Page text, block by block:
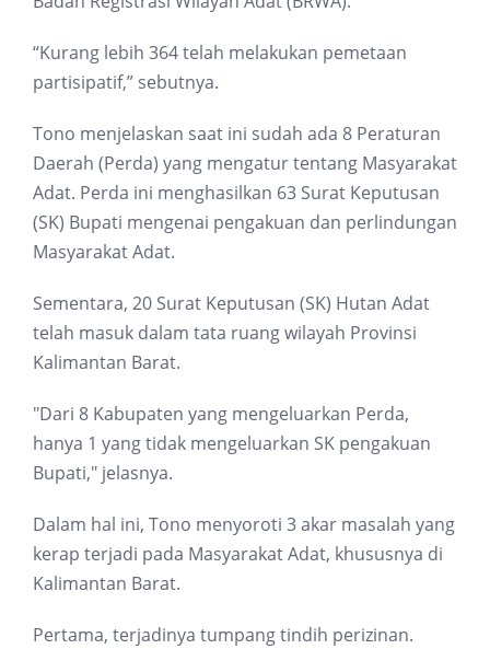
“Kurang lebih 364 telah melakukan pemetaan
partisipatif,” sebutnya.
Tono menjelaskan saat ini sudah ada 8 Peraturan
Daerah (Perda) yang mengatur tentang Masyarakat
Adat. Perda ini menghasilkan 63 Surat Keputusan
(SK) Bupati mengenai pengakuan dan perlindungan
Masyarakat Adat.
Sementara, 20 Surat Keputusan (SK) Hutan Adat
telah masuk dalam tata ruang wilayah Provinsi
Kalimantan Barat.
"Dari 8 Kabupaten yang mengeluarkan Perda,
hanya 1 yang tidak mengeluarkan SK pengakuan
Bupati," jelasnya.
Dalam hal ini, Tono menyoroti 3 akar masalah yang
kerap terjadi pada Masyarakat Adat, khususnya di
Kalimantan Barat.
Pertama, terjadinya tumpang tindih perizinan.